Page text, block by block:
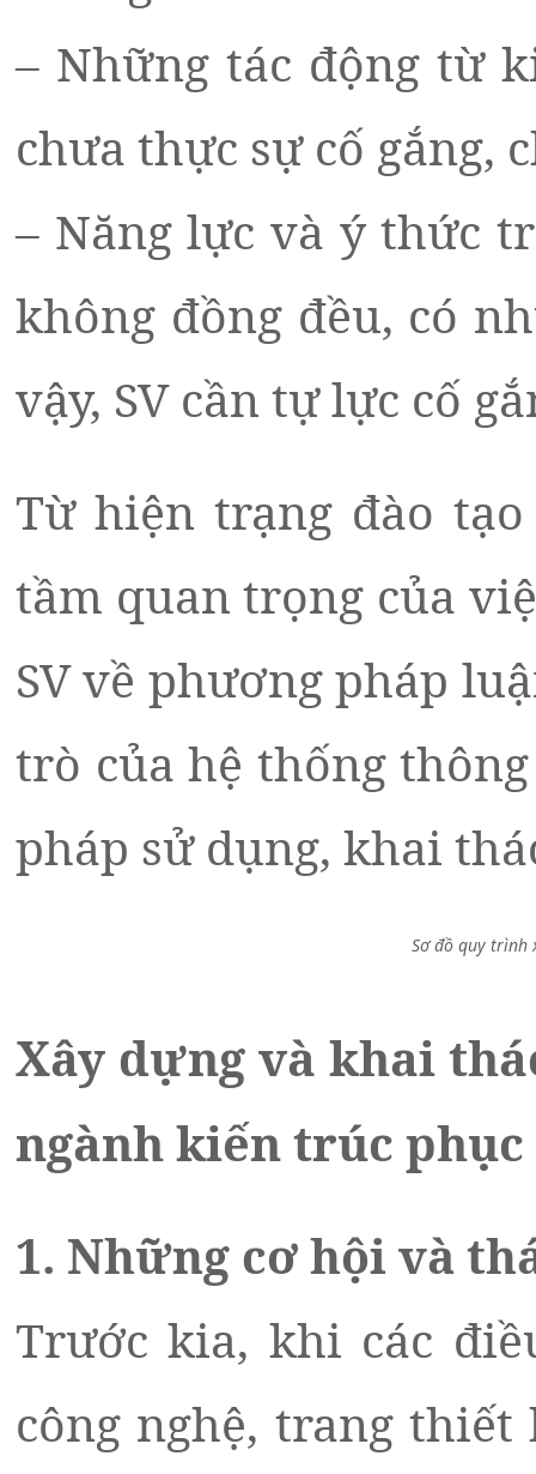
– Những tác động từ
chưa thực sự cố gắng,
– Năng lực và ý thức
không đồng đều, có
vậy, SV cần tự lực cố
Từ hiện trạng đào
tầm quan trọng của
SV về phương pháp
trò của hệ thống
pháp sử dụng, khai
Sơ đồ quy trình
Xây dựng và khai
ngành kiến trúc
1. Những cơ hội và
Trước kia, khi các
công nghệ, trang